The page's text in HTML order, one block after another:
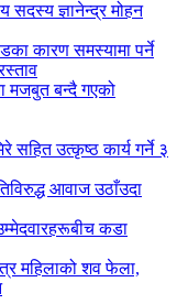
सदस्य ज्ञानेन्द्र मोहन
कारण समस्यामा पर्ने
मजबुत बन्दै गएको
सहित उत्कृष्ठ कार्य गर्ने ३
आवाज उठाँउदा
कडा
महिलाको शव फेला,